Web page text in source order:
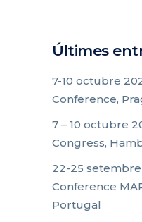
Últimes
7-10 octubre
Conference,
7 – 10 octubre
Congress,
22-25
Conference
Portugal